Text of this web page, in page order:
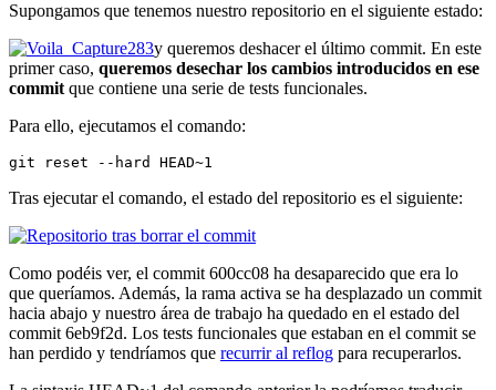
Supongamos que tenemos nuestro repositorio en el siguiente estado:
y queremos deshacer el último commit. En este
primer caso, queremos desechar los cambios introducidos en ese
commit que contiene una serie de tests funcionales.
Para ello, ejecutamos el comando:
git reset --hard HEAD~1
Tras ejecutar el comando, el estado del repositorio es el siguiente:
Como podéis ver, el commit 600cc08 ha desaparecido que era lo
que queríamos. Además, la rama activa se ha desplazado un commit
hacia abajo y nuestro área de trabajo ha quedado en el estado del
commit 6eb9f2d. Los tests funcionales que estaban en el commit se
han perdido y tendríamos que recurrir al reflog para recuperarlos.